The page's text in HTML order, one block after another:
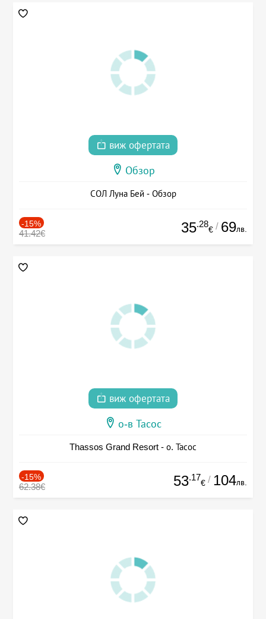
виж офертата
Обзор
СОЛ Луна Бей - Обзор
-15%
41.42€ 35.28
€ / 69лв.
виж офертата
о-в Тасос
Thassos Grand Resort - о. Тасос
-15%
62.38€ 53.17
€ / 104лв.